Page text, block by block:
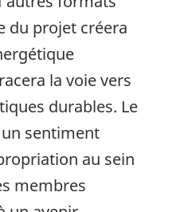
du projet créera
la voie vers
durables. Le
sentiment
au sein
membres